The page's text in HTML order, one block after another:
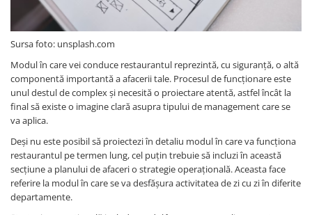
Sursa foto: unsplash.com
Modul în care vei conduce restaurantul reprezintă, cu siguranță, o altă
componentă importantă a afacerii tale. Procesul de funcționare este
unul destul de complex și necesită o proiectare atentă, astfel încât la
final să existe o imagine clară asupra tipului de management care se
va aplica.
Deși nu este posibil să proiectezi în detaliu modul în care va funcționa
restaurantul pe termen lung, cel puțin trebuie să incluzi în această
secțiune a planului de afaceri o strategie operațională. Aceasta face
referire la modul în care se va desfășura activitatea de zi cu zi în diferite
departamente.